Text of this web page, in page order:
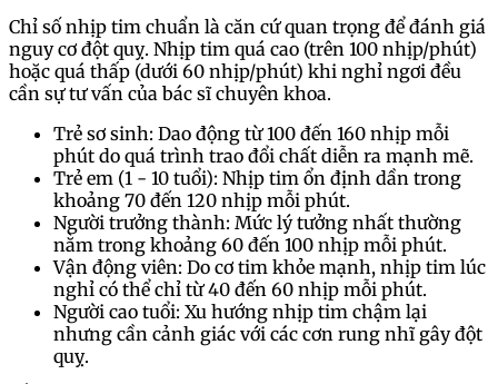
Chỉ số nhịp tim chuẩn là căn cứ quan trọng để đánh giá
nguy cơ đột quỵ. Nhịp tim quá cao (trên 100 nhịp/phút)
hoặc quá thấp (dưới 60 nhịp/phút) khi nghỉ ngơi đều
cần sự tư vấn của bác sĩ chuyên khoa.
Trẻ sơ sinh: Dao động từ 100 đến 160 nhịp mỗi
phút do quá trình trao đổi chất diễn ra mạnh mẽ.
Trẻ em (1 - 10 tuổi): Nhịp tim ổn định dần trong
khoảng 70 đến 120 nhịp mỗi phút.
Người trưởng thành: Mức lý tưởng nhất thường
nằm trong khoảng 60 đến 100 nhịp mỗi phút.
Vận động viên: Do cơ tim khỏe mạnh, nhịp tim lúc
nghỉ có thể chỉ từ 40 đến 60 nhịp mỗi phút.
Người cao tuổi: Xu hướng nhịp tim chậm lại
nhưng cần cảnh giác với các cơn rung nhĩ gây đột
quỵ.